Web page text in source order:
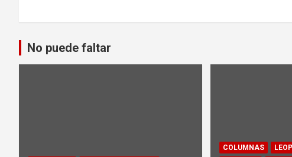
No puede faltar
COLUMNAS